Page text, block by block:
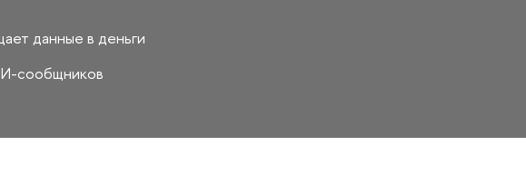
данные в деньги
сообщников